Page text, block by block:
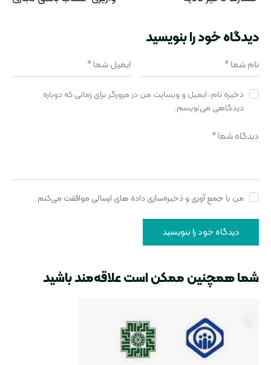
دیدگاه‌ خود را بنویسید
ذخیره نام، ایمیل و وبسایت من در مرورگر برای زمانی که دوباره
دیدگاهی می‌نویسم.
من با جمع آوری و ذخیره‌سازی داده های ارسالی موافقت می‌کنم.
شما همچنین ممکن است علاقه‌مند باشید